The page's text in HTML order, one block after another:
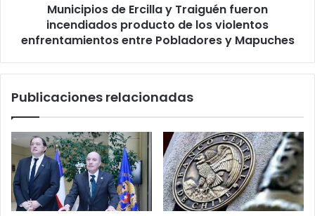
violentos
enfrentamientos
Pobladores
Mapuches
Municipios de Ercilla y Traiguén fueron
incendiados producto de los violentos
enfrentamientos entre Pobladores y Mapuches
Publicaciones relacionadas